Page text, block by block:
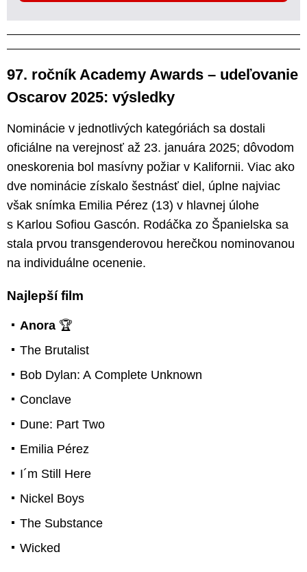
97. ročník Academy Awards – udeľovanie
Oscarov 2025: výsledky
Nominácie v jednotlivých kategóriách sa dostali
oficiálne na verejnosť až 23. januára 2025; dôvodom
oneskorenia bol masívny požiar v Kalifornii. Viac ako
dve nominácie získalo šestnásť diel, úplne najviac
však snímka Emilia Pérez (13) v hlavnej úlohe
s Karlou Sofiou Gascón. Rodáčka zo Španielska sa
stala prvou transgenderovou herečkou nominovanou
na individuálne ocenenie.
Najlepší film
Anora 🏆
The Brutalist
Bob Dylan: A Complete Unknown
Conclave
Dune: Part Two
Emilia Pérez
I´m Still Here
Nickel Boys
The Substance
Wicked